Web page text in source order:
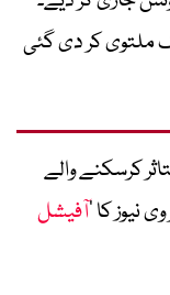
سماعت 18 جون 2026 تک ملتوی کر دی گئی
کرسکنے والے
نیوز کا ’آفیشل